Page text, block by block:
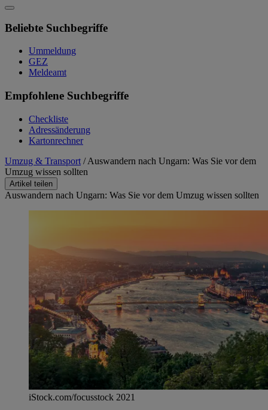
Beliebte Suchbegriffe
Ummeldung
GEZ
Meldeamt
Empfohlene Suchbegriffe
Checkliste
Adressänderung
Kartonrechner
Umzug & Transport / Auswandern nach Ungarn: Was Sie vor dem
Umzug wissen sollten
Artikel teilen
Auswandern nach Ungarn: Was Sie vor dem Umzug wissen sollten
iStock.com/focusstock 2021